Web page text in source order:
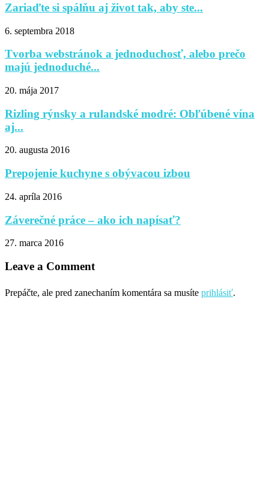
Zariaďte si spálňu aj život tak, aby ste...
6. septembra 2018
Tvorba webstránok a jednoduchosť, alebo prečo
majú jednoduché...
20. mája 2017
Rizling rýnsky a rulandské modré: Obľúbené vína
aj...
20. augusta 2016
Prepojenie kuchyne s obývacou izbou
24. apríla 2016
Záverečné práce – ako ich napísať?
27. marca 2016
Leave a Comment
Prepáčte, ale pred zanechaním komentára sa musíte prihlásiť.